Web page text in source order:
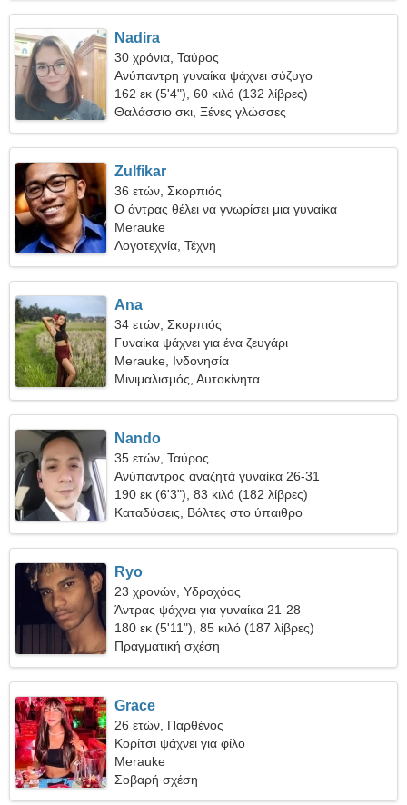
Nadira
30 χρόνια, Ταύρος
Ανύπαντρη γυναίκα ψάχνει σύζυγο
162 εκ (5'4"), 60 κιλό (132 λίβρες)
Θαλάσσιο σκι, Ξένες γλώσσες
Zulfikar
36 ετών, Σκορπιός
Ο άντρας θέλει να γνωρίσει μια γυναίκα
Merauke
Λογοτεχνία, Τέχνη
Ana
34 ετών, Σκορπιός
Γυναίκα ψάχνει για ένα ζευγάρι
Merauke, Ινδονησία
Μινιμαλισμός, Αυτοκίνητα
Nando
35 ετών, Ταύρος
Ανύπαντρος αναζητά γυναίκα 26-31
190 εκ (6'3"), 83 κιλό (182 λίβρες)
Καταδύσεις, Βόλτες στο ύπαιθρο
Ryo
23 χρονών, Υδροχόος
Άντρας ψάχνει για γυναίκα 21-28
180 εκ (5'11"), 85 κιλό (187 λίβρες)
Πραγματική σχέση
Grace
26 ετών, Παρθένος
Κορίτσι ψάχνει για φίλο
Merauke
Σοβαρή σχέση